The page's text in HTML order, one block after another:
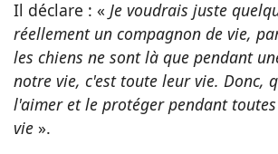
Il déclare : « Je voudrais juste
réellement un compagnon de vie,
les chiens ne sont là que pendant
notre vie, c'est toute leur vie. Donc,
l'aimer et le protéger pendant toutes
vie ».